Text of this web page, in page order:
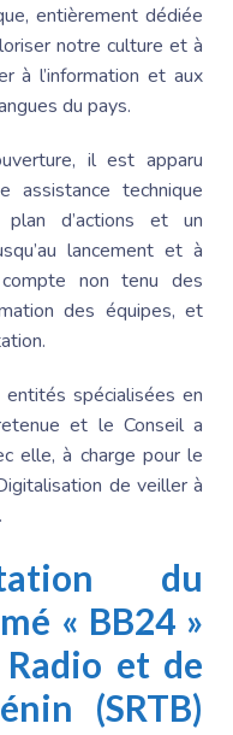
entièrement dédiée
notre culture et à
à l’information et aux
du pays.
il est apparu
assistance technique
d’actions et un
lancement et à
non tenu des
des équipes, et
spécialisées en
et le Conseil a
elle, à charge pour le
de veiller à
du
« BB24 »
et de
(SRTB)